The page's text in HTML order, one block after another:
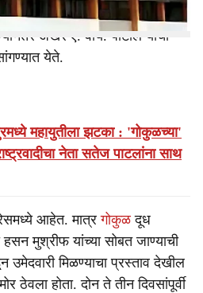
झाला होता. मात्र मंत्री हसन
अखेर ए. वाय. पाटील यांचा
येते.
महायुतीला झटका : 'गोकुळच्या'
नेता सतेज पाटलांना साथ
आहेत. मात्रगोकुळदूध
मुश्रीफ यांच्या सोबत जाण्याची
उमेदवारी मिळण्याचा प्रस्ताव देखील
ठेवला होता. दोन ते तीन दिवसांपूर्वी